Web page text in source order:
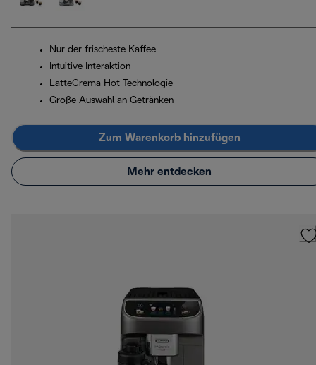
Nur der frischeste Kaffee
Intuitive Interaktion
LatteCrema Hot Technologie
Große Auswahl an Getränken
Zum Warenkorb hinzufügen
Mehr entdecken